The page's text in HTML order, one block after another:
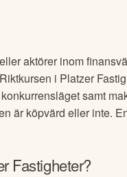
aktörer inom
i Platzer
samt
är köpvärd eller inte.
Fastigheter?